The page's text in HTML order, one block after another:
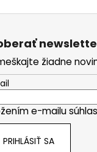
žiadne
e-mailu
PRIHLÁSIŤ SA